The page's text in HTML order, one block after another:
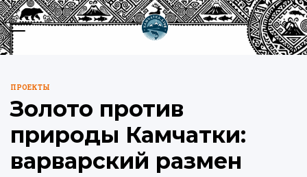
Перейти
к
содержимому
Меню
ОПУБЛИКОВАНО
В
ПРОЕКТЫ
Золото против
природы Камчатки:
варварский размен